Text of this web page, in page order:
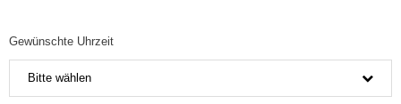
Gewünschte Uhrzeit
Bitte wählen